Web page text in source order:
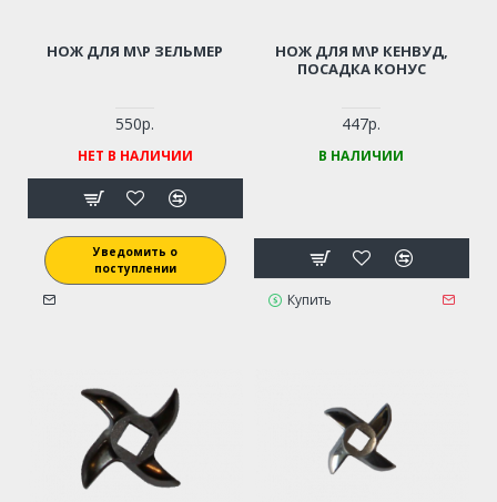
НОЖ ДЛЯ М\Р ЗЕЛЬМЕР
550р.
НЕТ В НАЛИЧИИ
Уведомить о
поступлении
НОЖ ДЛЯ М\Р КЕНВУД,
ПОСАДКА КОНУС
447р.
В НАЛИЧИИ
Купить